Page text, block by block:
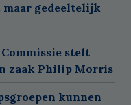
maar gedeeltelijk
Commissie stelt
zaak Philip Morris
kunnen